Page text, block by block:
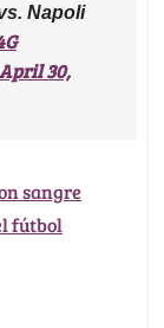
Napoli
April 30,
sangre
fútbol